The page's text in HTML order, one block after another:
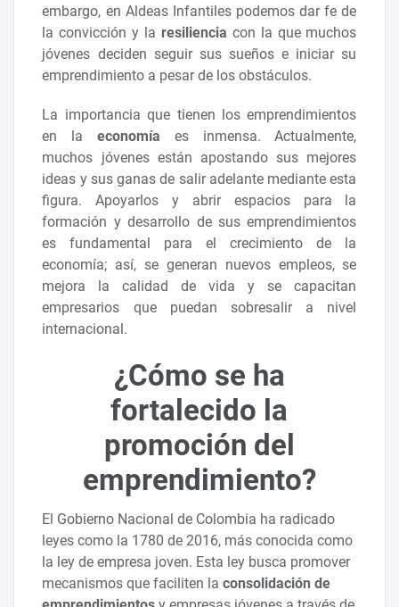
embargo, en Aldeas Infantiles podemos dar fe de
la convicción y la resiliencia con la que muchos
jóvenes deciden seguir sus sueños e iniciar su
emprendimiento a pesar de los obstáculos.
La importancia que tienen los emprendimientos
en laeconomía es inmensa. Actualmente,
muchos jóvenes están apostando sus mejores
ideas y sus ganas de salir adelante mediante esta
figura. Apoyarlos y abrir espacios para la
formación y desarrollo de sus emprendimientos
es fundamental para el crecimiento de la
economía; así, se generan nuevos empleos, se
mejora la calidad de vida y se capacitan
empresarios que puedan sobresalir a nivel
internacional.
¿Cómo se ha
fortalecido la
promoción del
emprendimiento?
El Gobierno Nacional de Colombia ha radicado
leyes como la 1780 de 2016, más conocida como
la ley de empresa joven. Esta ley busca promover
mecanismos que faciliten laconsolidación de